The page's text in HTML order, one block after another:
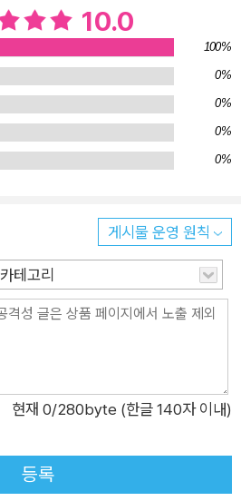
라
나로 ‘가난 혐오증’을 주목했습니다.
는 대상은 낯선 이방인이나 타 인종
람들’이라고 말입니다. 가난이 공포의
되고만 현실을 보고 있노라면 씁쓸하
혐오의 대상이 되지 않으려고 하루하
지만 몇몇은 그런 노력을 비웃기라도
가 더욱 빛나 보입니다. 클라이브와 험
생 동물이지만 삶의 조건은 조금 다
아늑한 거처도 있고 단순 근로직일망
험프리는 이리저리 떠돌며 살아가는
닙니다. 하지만 클라이브와 험프리는
지던 그날도
느 때처럼 험프리를 찾았습니다. 험
밑에 힘없이 앉아 있었지요. 하지만
10.0
100%
0%
0%
0%
0%
게시물 운영 원칙
카테고리
현재 0/280byte (한글 140자 이내)
등록